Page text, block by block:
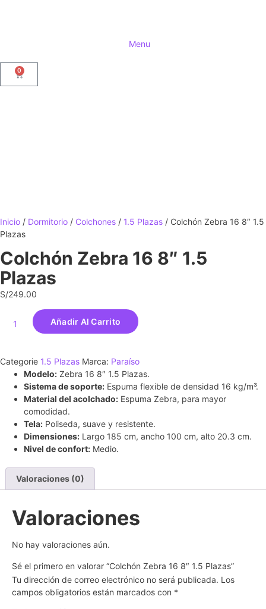
Menu
0
Inicio / Dormitorio / Colchones / 1.5 Plazas / Colchón Zebra 16 8″ 1.5
Plazas
Colchón Zebra 16 8″ 1.5
Plazas
S/249.00
Añadir Al Carrito
Categorie 1.5 Plazas Marca: Paraíso
Modelo: Zebra 16 8″ 1.5 Plazas.
Sistema de soporte: Espuma flexible de densidad 16 kg/m³.
Material del acolchado: Espuma Zebra, para mayor
comodidad.
Tela: Poliseda, suave y resistente.
Dimensiones: Largo 185 cm, ancho 100 cm, alto 20.3 cm.
Nivel de confort: Medio.
Valoraciones (0)
Valoraciones
No hay valoraciones aún.
Sé el primero en valorar “Colchón Zebra 16 8″ 1.5 Plazas”
Tu dirección de correo electrónico no será publicada. Los
campos obligatorios están marcados con *